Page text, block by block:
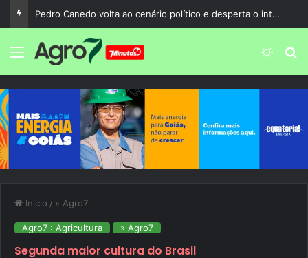
Pedro Canedo volta ao cenário político e desperta o interesse de diferentes gerações em Goiás
Menu
Início / » Agro7
Agro7 : Agricultura » Agro7
Segunda maior cultura do Brasil